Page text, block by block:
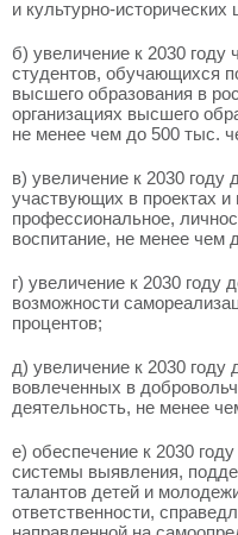
и культурно-исторических
б) увеличение к 2030 году
студентов, обучающихся
высшего образования в
организациях высшего
не менее чем до 500 тыс.
в) увеличение к 2030
участвующих в проектах
профессиональное,
воспитание, не менее чем
г) увеличение к 2030
возможности
процентов;
д) увеличение к 2030
вовлеченных в
деятельность, не менее
е) обеспечение к 2030
системы выявления,
талантов детей и
ответственности,